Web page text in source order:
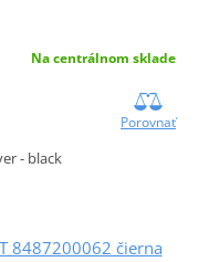
Na centrálnom sklade
Porovnať
- black
8487200062 čierna